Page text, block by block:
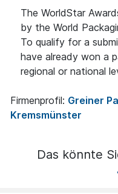
The WorldStar
by the World
To qualify for a
have already won a
regional or national
Firmenprofil: Greiner
Kremsmünster
Das könnte